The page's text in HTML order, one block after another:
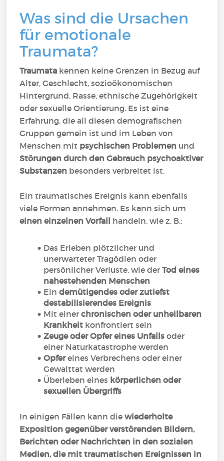
Was sind die Ursachen
für emotionale
Traumata?
Traumata kennen keine Grenzen in Bezug auf
Alter, Geschlecht, sozioökonomischen
Hintergrund, Rasse, ethnische Zugehörigkeit
oder sexuelle Orientierung. Es ist eine
Erfahrung, die all diesen demografischen
Gruppen gemein ist und im Leben von
Menschen mit psychischen Problemen und
Störungen durch den Gebrauch psychoaktiver
Substanzen besonders verbreitet ist.
Ein traumatisches Ereignis kann ebenfalls
viele Formen annehmen. Es kann sich um
einen einzelnen Vorfall handeln, wie z. B.:
Das Erleben plötzlicher und
unerwarteter Tragödien oder
persönlicher Verluste, wie derTod eines
nahestehenden Menschen
Eindemütigendes oder zutiefst
destabilisierendes Ereignis
Mit einerchronischen oder unheilbaren
Krankheit konfrontiert sein
Zeuge oder Opfer eines Unfalls oder
einer Naturkatastrophe werden
Opfereines Verbrechens oder einer
Gewalttat werden
Überleben eines körperlichen oder
sexuellen Übergriffs
In einigen Fällen kann diewiederholte
Exposition gegenüber verstörenden Bildern,
Berichten oder Nachrichten in den sozialen
Medien, die mit traumatischen Ereignissen in